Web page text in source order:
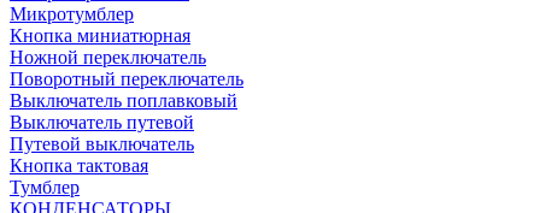
Микротумблер
Кнопка миниатюрная
Ножной переключатель
Поворотный переключатель
Выключатель поплавковый
Выключатель путевой
Путевой выключатель
Кнопка тактовая
Тумблер
КОНДЕНСАТОРЫ